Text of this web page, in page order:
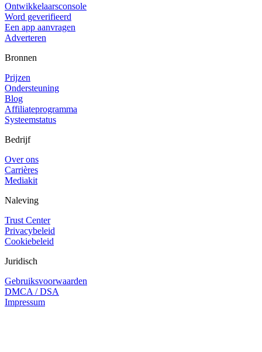
Ontwikkelaarsconsole
Word geverifieerd
Een app aanvragen
Adverteren
Bronnen
Prijzen
Ondersteuning
Blog
Affiliateprogramma
Systeemstatus
Bedrijf
Over ons
Carrières
Mediakit
Naleving
Trust Center
Privacybeleid
Cookiebeleid
Juridisch
Gebruiksvoorwaarden
DMCA / DSA
Impressum